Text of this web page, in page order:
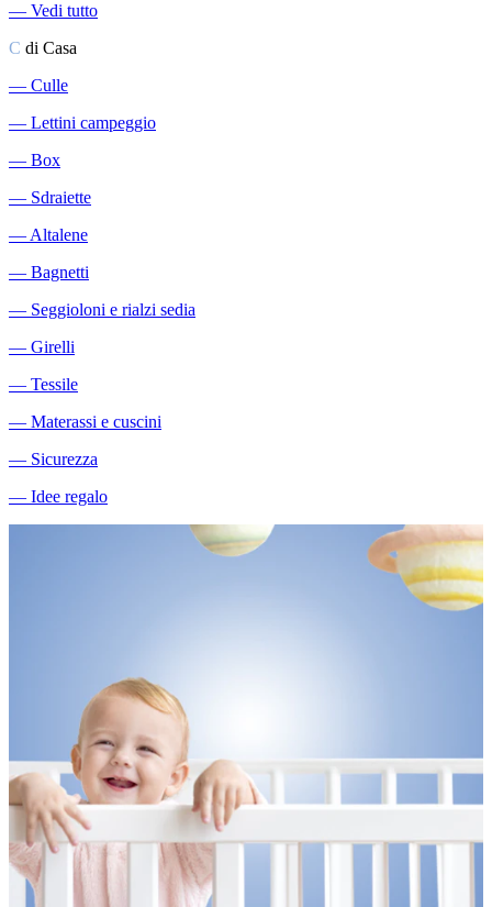
― Vedi tutto
C di Casa
― Culle
― Lettini campeggio
― Box
― Sdraiette
―Altalene
― Bagnetti
― Seggioloni e rialzi sedia
― Girelli
― Tessile
― Materassi e cuscini
― Sicurezza
― Idee regalo